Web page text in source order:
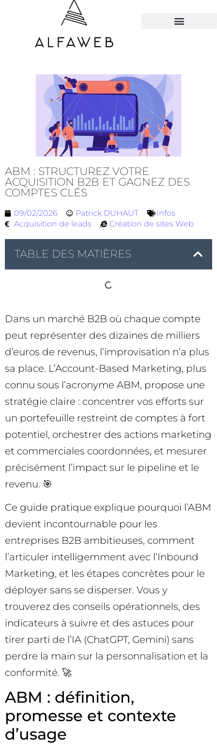
ABM : STRUCTUREZ VOTRE
ACQUISITION B2B ET GAGNEZ DES
COMPTES CLÉS
09/02/2026 Patrick DUHAUT
Infos
Acquisition de leads
Création de sites Web
TABLE DES MATIÈRES
Dans un marché B2B où chaque compte
peut représenter des dizaines de milliers
d’euros de revenus, l’improvisation n’a plus
sa place. L’Account-Based Marketing, plus
connu sous l’acronyme ABM, propose une
stratégie claire : concentrer vos efforts sur
un portefeuille restreint de comptes à fort
potentiel, orchestrer des actions marketing
et commerciales coordonnées, et mesurer
précisément l’impact sur le pipeline et le
revenu. 🎯
Ce guide pratique explique pourquoi l’ABM
devient incontournable pour les
entreprises B2B ambitieuses, comment
l’articuler intelligemment avec l’Inbound
Marketing, et les étapes concrètes pour le
déployer sans se disperser. Vous y
trouverez des conseils opérationnels, des
indicateurs à suivre et des astuces pour
tirer parti de l’IA (ChatGPT, Gemini) sans
perdre la main sur la personnalisation et la
conformité. 🚀
ABM : définition,
promesse et contexte
d’usage